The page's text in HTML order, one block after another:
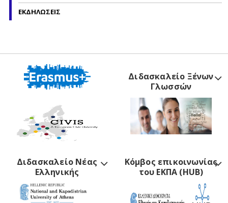
ΕΚΔΗΛΩΣΕΙΣ
Διδασκαλείο Ξένων
Γλωσσών
Διδασκαλείο Νέας
Ελληνικής
Κόμβος επικοινωνίας
του ΕΚΠΑ (HUB)